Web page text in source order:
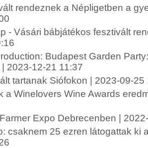
rendeznek a Népligetben a
- Vásári bábjátékos fesztivált
Budapest Garden
2023-12-21 11:37
tartanak Siófokon | 2023-09-25
a Winelovers Wine Awards
Expo Debrecenben |
csaknem 25 ezren látogattak ki